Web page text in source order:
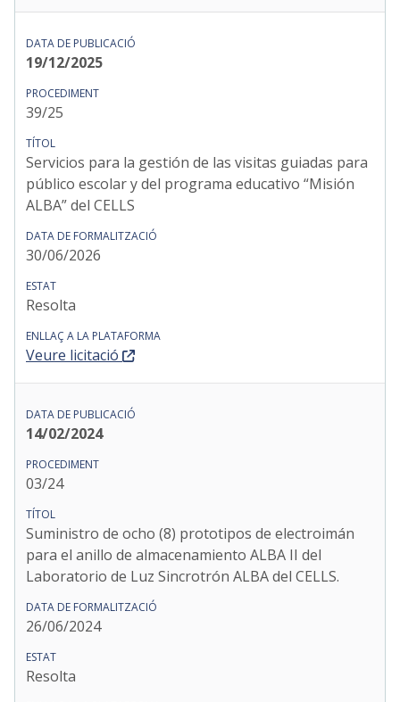
19/12/2025
39/25
Servicios para la gestión de las visitas guiadas para
público escolar y del programa educativo “Misión
ALBA” del CELLS
30/06/2026
Resolta
Veure licitació
14/02/2024
03/24
Suministro de ocho (8) prototipos de electroimán
para el anillo de almacenamiento ALBA II del
Laboratorio de Luz Sincrotrón ALBA del CELLS.
26/06/2024
Resolta